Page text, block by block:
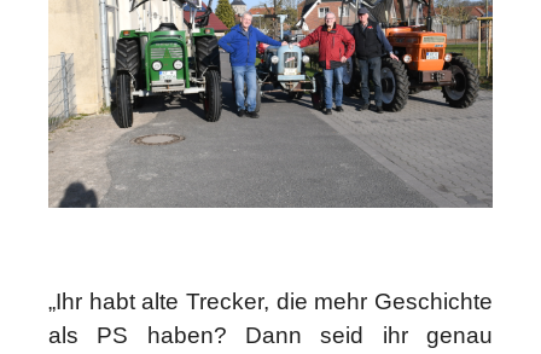
„Ihr habt alte Trecker, die mehr Geschichte
als PS haben? Dann seid ihr genau